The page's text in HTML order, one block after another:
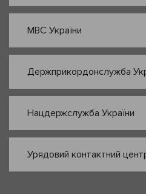
МВС України
Держприкордонслужба
Нацдержслужба України
Урядовий контактний